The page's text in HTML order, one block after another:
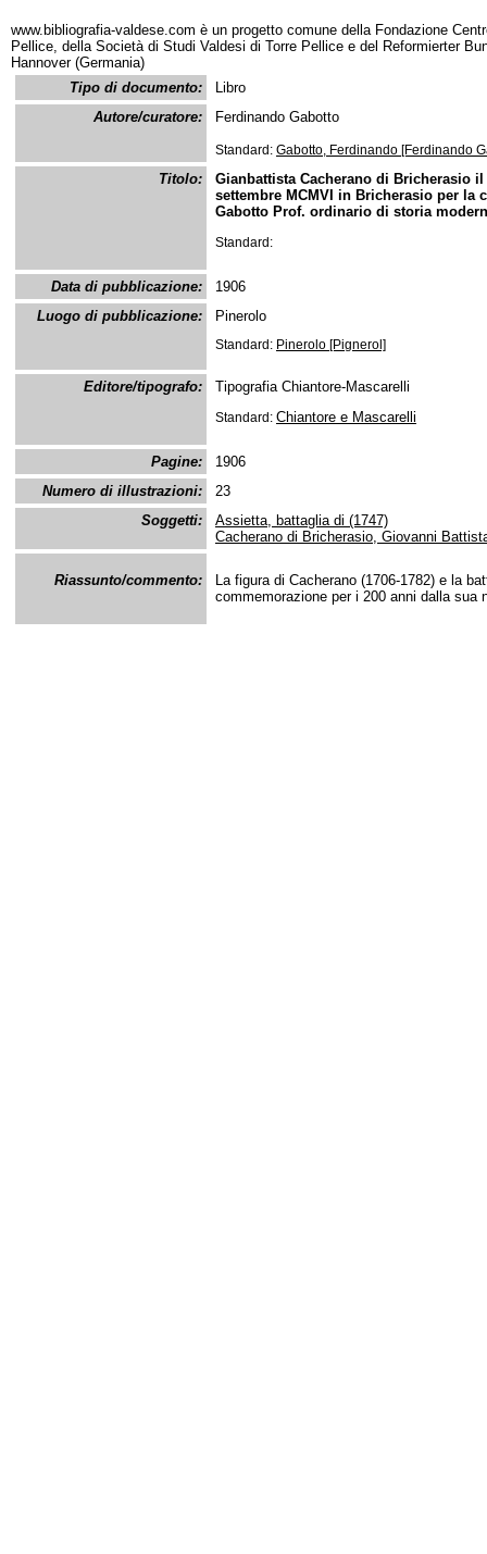
www.bibliografia-valdese.com è un progetto comune della Fondazione
Pellice, della Società di Studi Valdesi di Torre Pellice e del Reformierter
Hannover (Germania)
Tipo di documento:
Libro
Autore/curatore:
Ferdinando Gabotto
Standard: Gabotto, Ferdinando [Ferdinando
Titolo:
Gianbattista Cacherano di Bricherasio
settembre MCMVI in Bricherasio per la
Gabotto Prof. ordinario di storia
Standard:
Data di pubblicazione:
1906
Luogo di pubblicazione:
Pinerolo
Standard: Pinerolo [Pignerol]
Editore/tipografo: Tipografia Chiantore-Mascarelli
Standard: Chiantore e Mascarelli
Pagine:
1906
Numero di illustrazioni:
23
Soggetti:
Assietta, battaglia di (1747)
Cacherano di Bricherasio, Giovanni
Riassunto/commento:
La figura di Cacherano (1706-1782) e la
commemorazione per i 200 anni dalla sua